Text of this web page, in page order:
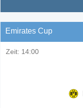
Emirates Cup
Zeit: 14:00